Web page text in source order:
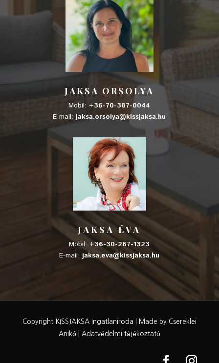
JAKSA ORSOLYA
Mobil: +36-70-387-0044
E-mail:jaksa.orsolya@kissjaksa.hu
JAKSA ÉVA
Mobil: +36-30-267-1323
E-mail:jaksa.eva@kissjaksa.hu
Copyright KISSJAKSA Ingatlaniroda |
Made by Csereklei
Anikó| Adatvédelmi tájékoztató